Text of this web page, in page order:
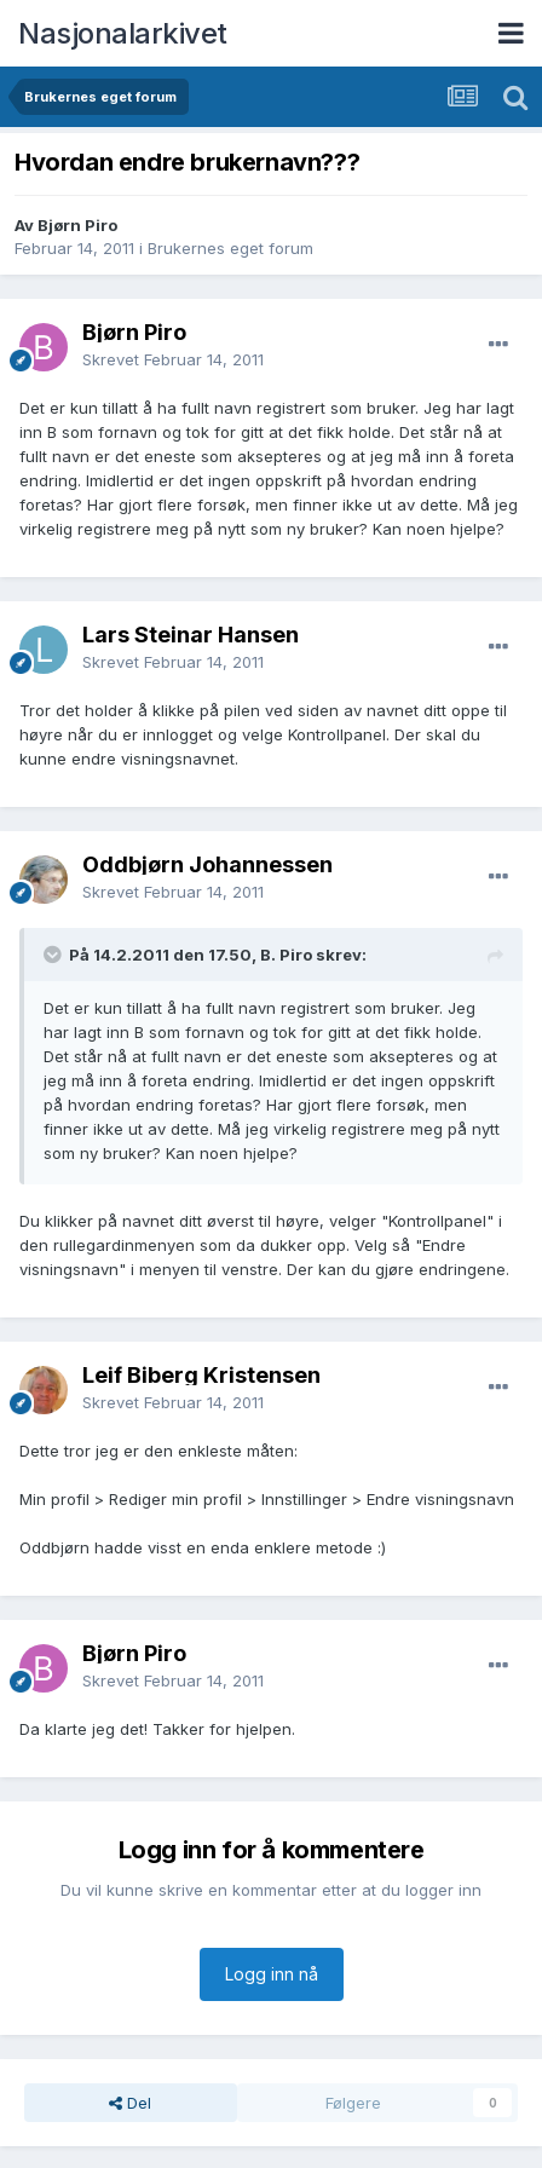
Nasjonalarkivet
Brukernes eget forum
Hvordan endre brukernavn???
Av Bjørn Piro
Februar 14, 2011 i Brukernes eget forum
Bjørn Piro
Skrevet Februar 14, 2011
Det er kun tillatt å ha fullt navn registrert som bruker. Jeg har lagt
inn B som fornavn og tok for gitt at det fikk holde. Det står nå at
fullt navn er det eneste som aksepteres og at jeg må inn å foreta
endring. Imidlertid er det ingen oppskrift på hvordan endring
foretas? Har gjort flere forsøk, men finner ikke ut av dette. Må jeg
virkelig registrere meg på nytt som ny bruker? Kan noen hjelpe?
Lars Steinar Hansen
Skrevet Februar 14, 2011
Tror det holder å klikke på pilen ved siden av navnet ditt oppe til
høyre når du er innlogget og velge Kontrollpanel. Der skal du
kunne endre visningsnavnet.
Oddbjørn Johannessen
Skrevet Februar 14, 2011
På 14.2.2011 den 17.50, B. Piro skrev:
Det er kun tillatt å ha fullt navn registrert som bruker. Jeg
har lagt inn B som fornavn og tok for gitt at det fikk holde.
Det står nå at fullt navn er det eneste som aksepteres og at
jeg må inn å foreta endring. Imidlertid er det ingen oppskrift
på hvordan endring foretas? Har gjort flere forsøk, men
finner ikke ut av dette. Må jeg virkelig registrere meg på nytt
som ny bruker? Kan noen hjelpe?
Du klikker på navnet ditt øverst til høyre, velger "Kontrollpanel" i
den rullegardinmenyen som da dukker opp. Velg så "Endre
visningsnavn" i menyen til venstre. Der kan du gjøre endringene.
Leif Biberg Kristensen
Skrevet Februar 14, 2011
Dette tror jeg er den enkleste måten:
Min profil > Rediger min profil > Innstillinger > Endre visningsnavn
Oddbjørn hadde visst en enda enklere metode :)
Bjørn Piro
Skrevet Februar 14, 2011
Da klarte jeg det! Takker for hjelpen.
Logg inn for å kommentere
Du vil kunne skrive en kommentar etter at du logger inn
Logg inn nå
Del Følgere 0